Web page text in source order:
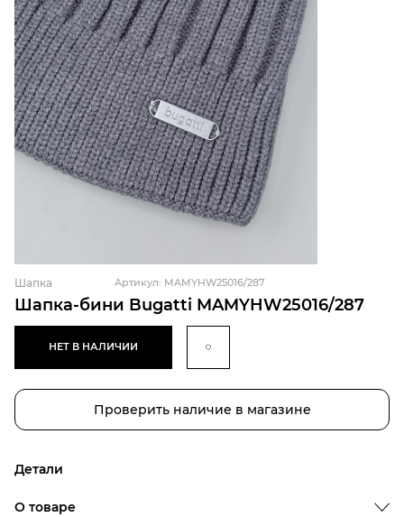
Шапка-бини Bugatti MAMYHW25016/287
Шапка Артикул: MAMYHW25016/287
НЕТ В НАЛИЧИИ
Проверить наличие в магазине
Детали
О товаре